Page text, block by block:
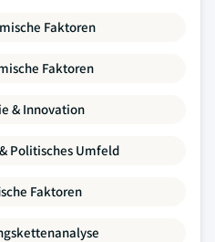
Faktoren
Faktoren
& Innovation
Politisches Umfeld
Faktoren